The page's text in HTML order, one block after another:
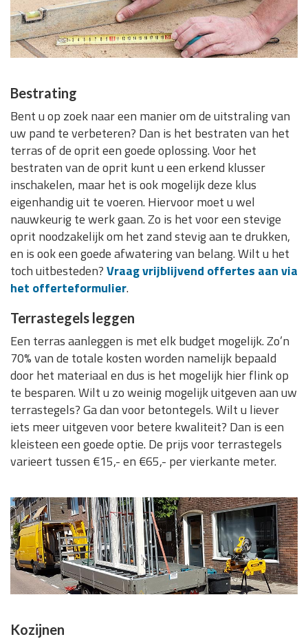
Bestrating
Bent u op zoek naar een manier om de uitstraling van
uw pand te verbeteren? Dan is het bestraten van het
terras of de oprit een goede oplossing. Voor het
bestraten van de oprit kunt u een erkend klusser
inschakelen, maar het is ook mogelijk deze klus
eigenhandig uit te voeren. Hiervoor moet u wel
nauwkeurig te werk gaan. Zo is het voor een stevige
oprit noodzakelijk om het zand stevig aan te drukken,
en is ook een goede afwatering van belang. Wilt u het
toch uitbesteden?Vraag vrijblijvend offertes aan via
het offerteformulier.
Terrastegels leggen
Een terras aanleggen is met elk budget mogelijk. Zo’n
70% van de totale kosten worden namelijk bepaald
door het materiaal en dus is het mogelijk hier flink op
te besparen. Wilt u zo weinig mogelijk uitgeven aan uw
terrastegels? Ga dan voor betontegels. Wilt u liever
iets meer uitgeven voor betere kwaliteit? Dan is een
kleisteen een goede optie. De prijs voor terrastegels
varieert tussen €15,- en €65,- per vierkante meter.
Kozijnen